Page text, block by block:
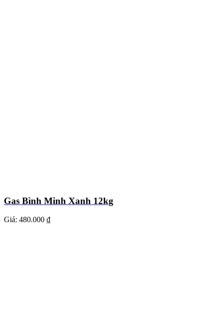
Gas Bình Minh Xanh 12kg
Giá: 480.000 ₫